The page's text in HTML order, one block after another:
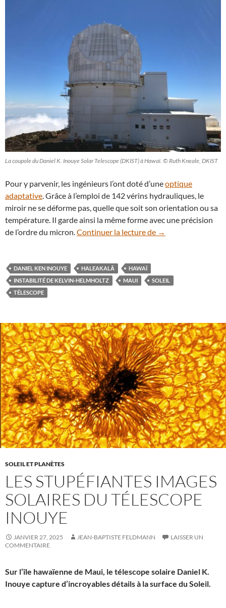
La coupole du Daniel K. Inouye Solar Telescope (DKIST) à Hawaï. © Ruth Kneale, DKIST
Pour y parvenir, les ingénieurs l’ont doté d’uneoptique
adaptative. Grâce à l’emploi de 142 vérins hydrauliques, le
miroir ne se déforme pas, quelle que soit son orientation ou sa
température. Il garde ainsi la même forme avec une précision
de l’ordre du micron.Continuer la lecture de Le télescope
→
DANIEL KEN INOUYE HALEAKALĀ
HAWAÏ
INSTABILITÉ DE KELVIN-HELMHOLTZ
MAUI
SOLEIL
TÉLESCOPE
SOLEIL ET PLANÈTES
LES STUPÉFIANTES IMAGES
SOLAIRES DU TÉLESCOPE
INOUYE
JANVIER 27, 2025 JEAN-BAPTISTE FELDMANN
LAISSER UN
COMMENTAIRE
Sur l’île hawaïenne de Maui, le télescope solaire Daniel K.
Inouye capture d’incroyables détails à la surface du Soleil.